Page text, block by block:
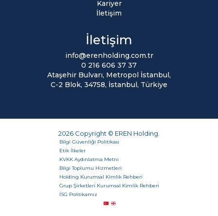
Kariyer
İletişim
İletişim
info@erenholding.com.tr
0 216 606 37 37
Ataşehir Bulvarı, Metropol İstanbul,
C-2 Blok, 34758, İstanbul, Türkiye
2026 Copyright © EREN Holding.
Bilgi Güvenliği Politikası
Etik İlkeler
KVKK Aydınlatma Metni
Bilgi Toplumu Hizmetleri
Holding Kurumsal Kimlik Rehberi
Grup Şirketleri Kurumsal Kimlik Rehberi
İSG Politikamız